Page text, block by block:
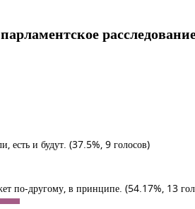
есть и будут. (37.5%, 9 голосов)
по-другому, в принципе. (54.17%, 13